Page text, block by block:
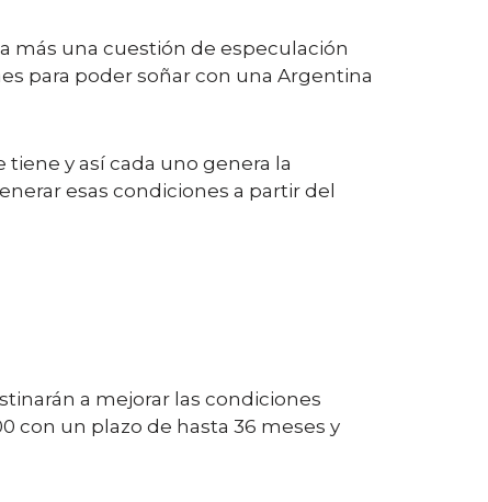
más una cuestión de especulación
para poder soñar con una Argentina
y así cada uno genera la
esas condiciones a partir del
a mejorar las condiciones
con un plazo de hasta 36 meses y